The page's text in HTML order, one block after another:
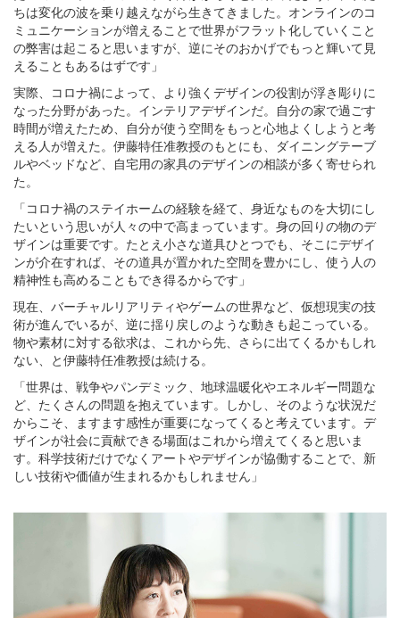
ちは変化の波を乗り越えながら生きてきました。オンラインのコ
ミュニケーションが増えることで世界がフラット化していくこと
の弊害は起こると思いますが、逆にそのおかげでもっと輝いて見
えることもあるはずです」
実際、コロナ禍によって、より強くデザインの役割が浮き彫りに
なった分野があった。インテリアデザインだ。自分の家で過ごす
時間が増えたため、自分が使う空間をもっと心地よくしようと考
える人が増えた。伊藤特任准教授のもとにも、ダイニングテーブ
ルやベッドなど、自宅用の家具のデザインの相談が多く寄せられ
た。
「コロナ禍のステイホームの経験を経て、身近なものを大切にし
たいという思いが人々の中で高まっています。身の回りの物のデ
ザインは重要です。たとえ小さな道具ひとつでも、そこにデザイ
ンが介在すれば、その道具が置かれた空間を豊かにし、使う人の
精神性も高めることもでき得るからです」
現在、バーチャルリアリティやゲームの世界など、仮想現実の技
術が進んでいるが、逆に揺り戻しのような動きも起こっている。
物や素材に対する欲求は、これから先、さらに出てくるかもしれ
ない、と伊藤特任准教授は続ける。
「世界は、戦争やパンデミック、地球温暖化やエネルギー問題な
ど、たくさんの問題を抱えています。しかし、そのような状況だ
からこそ、ますます感性が重要になってくると考えています。デ
ザインが社会に貢献できる場面はこれから増えてくると思いま
す。科学技術だけでなくアートやデザインが協働することで、新
しい技術や価値が生まれるかもしれません」